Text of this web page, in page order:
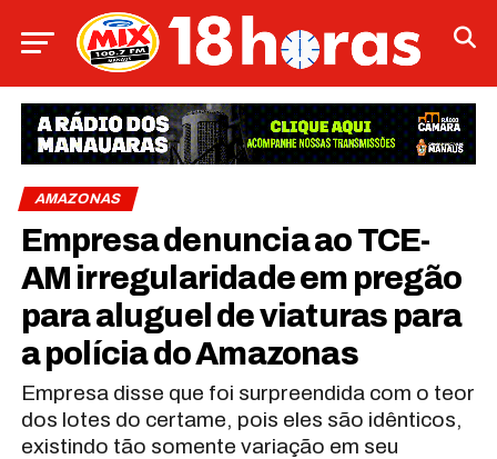
AMAZONAS
Empresa denuncia ao TCE-
AM irregularidade em pregão
para aluguel de viaturas para
a polícia do Amazonas
Empresa disse que foi surpreendida com o teor
dos lotes do certame, pois eles são idênticos,
existindo tão somente variação em seu